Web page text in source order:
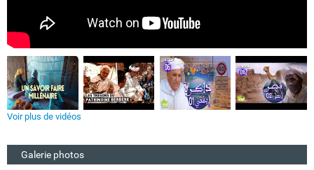
Voir plus de vidéos
Galerie photos